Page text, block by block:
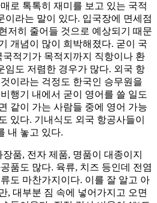
로 톡톡히 재미를 보고 있는 국적
이라는 말이 있다. 입국장에 면세점
저히 줄어들 것으로 예상되기 때문
개념이 많이 희박해졌다. 굳이 국
적기가 목적지까지 직항이나 환
임도 저렴한 경우가 많다. 외국 항
이라는 걱정도 한국인 승무원을
행기 내에서 굳이 영어를 쓸 일도
같이 가는 사람들 중에 영어 가능
있다. 기내식도 외국 항공사들이
내 놓고 있다.
품, 전자 제품, 명품이 대종이지
품도 많다. 육류, 치즈 등인데 전염
도 마찬가지이다. 이를 잘 알고 아
, 대부분 짐 속에 넣어가지고 오면